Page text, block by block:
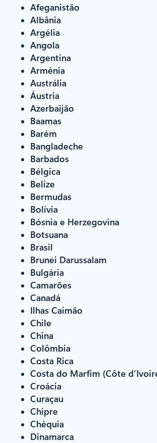
Afeganistão
Albânia
Argélia
Angola
Argentina
Arménia
Austrália
Áustria
Azerbaijão
Baamas
Barém
Bangladeche
Barbados
Bélgica
Belize
Bermudas
Bolívia
Bósnia e Herzegovina
Botsuana
Brasil
Brunei Darussalam
Bulgária
Camarões
Canadá
Ilhas Caimão
Chile
China
Colômbia
Costa Rica
Costa do Marfim (Côte
Croácia
Curaçau
Chipre
Chéquia
Dinamarca